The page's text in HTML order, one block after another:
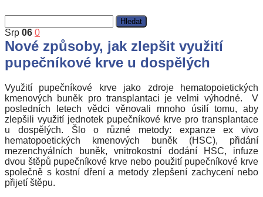
Srp 06 0
Nové způsoby, jak zlepšit využití
pupečníkové krve u dospělých
Využití pupečníkové krve jako zdroje hematopoietických
kmenových buněk pro transplantaci je velmi výhodné. V
posledních letech vědci věnovali mnoho úsilí tomu, aby
zlepšili využití jednotek pupečníkové krve pro transplantace
u dospělých. Šlo o různé metody: expanze ex vivo
hematopoetických kmenových buněk (HSC), přidání
mezenchyálních buněk, vnitrokostní dodání HSC, infuze
dvou štěpů pupečníkové krve nebo použití pupečníkové krve
společně s kostní dření a metody zlepšení zachycení nebo
přijetí štěpu.